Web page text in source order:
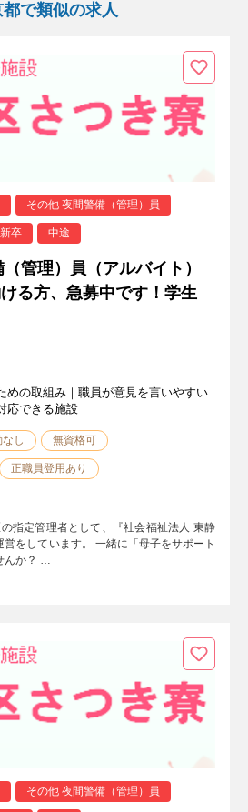
で類似の求人
その他 夜間警備（管理）員
新卒 中途
（管理）員（アルバイト）
る方、急募中です！学生
めの取組み｜職員が意見を言いやすい
応できる施設
し 無資格可
正職員登用あり
指定管理者として、『社会福祉法人 東静
をしています。 一緒に「母子をサポート
んか？ …
その他 夜間警備（管理）員